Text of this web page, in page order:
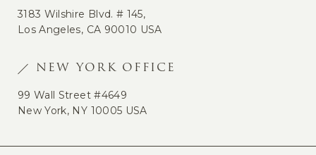
3183 Wilshire Blvd. # 145,
Los Angeles, CA 90010 USA
NEW YORK OFFICE
99 Wall Street #4649
New York, NY 10005 USA